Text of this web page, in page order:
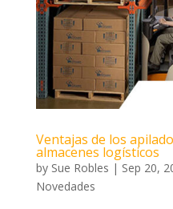
Ventajas de los
almacenes logísticos
by Sue Robles | Sep 20,
Novedades